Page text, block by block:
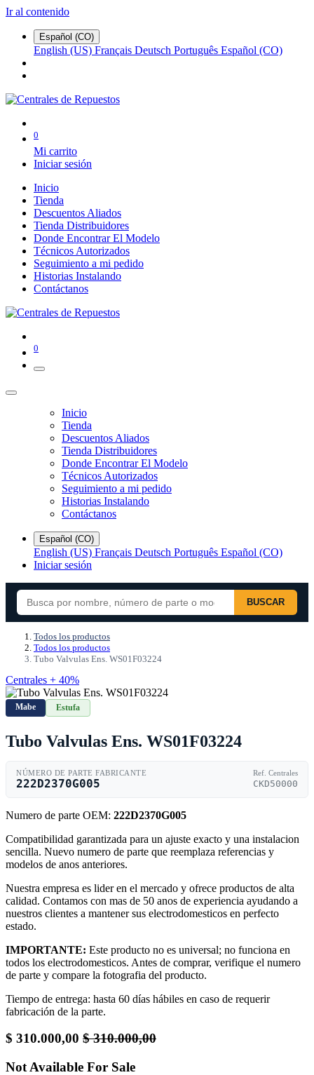
Ir al contenido
Español (CO)
English (US) Français Deutsch Português Español (CO)
0
Mi carrito
Iniciar sesión
Inicio
Tienda
Descuentos Aliados
Tienda Distribuidores
Donde Encontrar El Modelo
Técnicos Autorizados
Seguimiento a mi pedido
Historias Instalando
Contáctanos
0
Inicio
Tienda
Descuentos Aliados
Tienda Distribuidores
Donde Encontrar El Modelo
Técnicos Autorizados
Seguimiento a mi pedido
Historias Instalando
Contáctanos
Español (CO)
English (US) Français Deutsch Português Español (CO)
Iniciar sesión
BUSCAR
Todos los productos
Todos los productos
Tubo Valvulas Ens. WS01F03224
Centrales + 40%
Mabe Estufa
Tubo Valvulas Ens. WS01F03224
NÚMERO DE PARTE FABRICANTE
222D2370G005
Ref. Centrales
CKD50000
Numero de parte OEM: 222D2370G005
Compatibilidad garantizada para un ajuste exacto y una instalacion
sencilla. Nuevo numero de parte que reemplaza referencias y
modelos de anos anteriores.
Nuestra empresa es lider en el mercado y ofrece productos de alta
calidad. Contamos con mas de 50 anos de experiencia ayudando a
nuestros clientes a mantener sus electrodomesticos en perfecto
estado.
IMPORTANTE: Este producto no es universal; no funciona en
todos los electrodomesticos. Antes de comprar, verifique el numero
de parte y compare la fotografia del producto.
Tiempo de entrega: hasta 60 días hábiles en caso de requerir
fabricación de la parte.
$ 310.000,00 $310.000,00
Not Available For Sale